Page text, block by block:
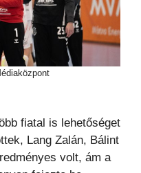
fiatal is lehetőséget
Lang Zalán, Bálint
volt, ám a